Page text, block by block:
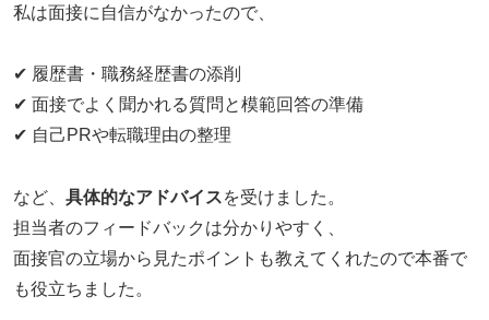
私は面接に自信がなかったので、
✔ 履歴書・職務経歴書の添削
✔ 面接でよく聞かれる質問と模範回答の準備
✔ 自己PRや転職理由の整理
など、 具体的なアドバイスを受けました。
担当者のフィードバックは分かりやすく、
面接官の立場から見たポイントも教えてくれたので本番で
も役立ちました。